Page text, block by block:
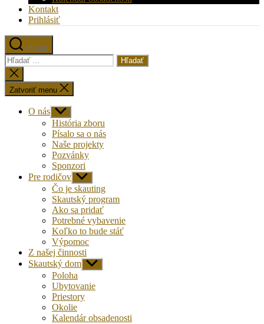
Kontakt
Prihlásiť
Hľadať
Vyhľadať:
Zatvoriť
vyhľadávanie
Zatvoriť menu
O nás Zobraziť
druhú
úroveň
navigácie
História zboru
Písalo sa o nás
Naše projekty
Pozvánky
Sponzori
Pre rodičov Zobraziť
druhú
úroveň
navigácie
Čo je skauting
Skautský program
Ako sa pridať
Potrebné vybavenie
Koľko to bude stáť
Výpomoc
Z našej činnosti
Skautský dom Zobraziť
druhú
úroveň
navigácie
Poloha
Ubytovanie
Priestory
Okolie
Kalendár obsadenosti